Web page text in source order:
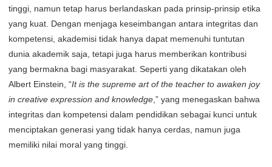
tinggi, namun tetap harus berlandaskan pada prinsip-prinsip etika
yang kuat. Dengan menjaga keseimbangan antara integritas dan
kompetensi, akademisi tidak hanya dapat memenuhi tuntutan
dunia akademik saja, tetapi juga harus memberikan kontribusi
yang bermakna bagi masyarakat. Seperti yang dikatakan oleh
Albert Einstein, “It is the supreme art of the teacher to awaken joy
in creative expression and knowledge ,” yang menegaskan bahwa
integritas dan kompetensi dalam pendidikan sebagai kunci untuk
menciptakan generasi yang tidak hanya cerdas, namun juga
memiliki nilai moral yang tinggi.